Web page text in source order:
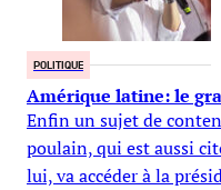
POLITIQUE
Amérique latine: le
Enfin un sujet de
poulain, qui est aussi
lui, va accéder à la